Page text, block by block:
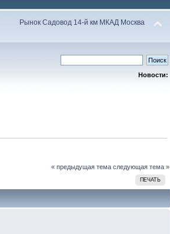
Рынок Садовод 14-й км МКАД Москва
Новости:
« предыдущая тема следующая тема »
ПЕЧАТЬ